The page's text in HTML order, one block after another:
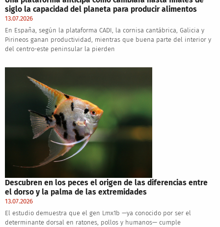
siglo la capacidad del planeta para producir alimentos
13.07.2026
En España, según la plataforma CADI, la cornisa cantábrica, Galicia y
Pirineos ganan productividad, mientras que buena parte del interior y
del centro-este peninsular la pierden
Descubren en los peces el origen de las diferencias entre
el dorso y la palma de las extremidades
13.07.2026
El estudio demuestra que el gen Lmx1b —ya conocido por ser el
determinante dorsal en ratones, pollos y humanos— cumple